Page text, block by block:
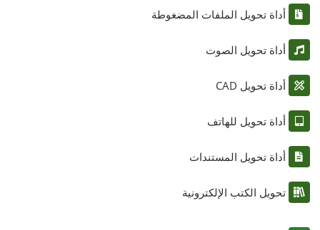
أداة تحويل الملفات المضغوطة
أداة تحويل الصوت
أداة تحويل CAD
أداة تحويل للهاتف
أداة تحويل المستندات
تحويل الكتب الإلكترونية